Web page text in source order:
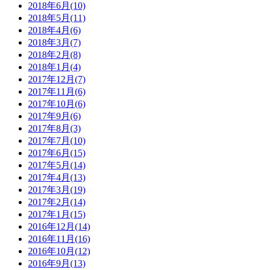
2018年6月(10)
2018年5月(11)
2018年4月(6)
2018年3月(7)
2018年2月(8)
2018年1月(4)
2017年12月(7)
2017年11月(6)
2017年10月(6)
2017年9月(6)
2017年8月(3)
2017年7月(10)
2017年6月(15)
2017年5月(14)
2017年4月(13)
2017年3月(19)
2017年2月(14)
2017年1月(15)
2016年12月(14)
2016年11月(16)
2016年10月(12)
2016年9月(13)